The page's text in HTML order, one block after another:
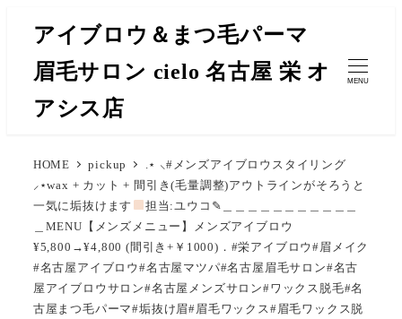
アイブロウ＆まつ毛パーマ
眉毛サロン cielo 名古屋 栄 オ
アシス店
MENU
HOME pickup
.⋆ ⸜#メンズアイブロウスタイリング
⸝⋆wax + カット + 間引き(毛量調整)アウトラインがそろうと
一気に垢抜けます
担当:ユウコ✎︎＿＿＿＿＿＿＿＿＿＿＿
＿MENU【メンズメニュー】メンズアイブロウ
¥5,800→¥4,800 (間引き+￥1000)．#栄アイブロウ#眉メイク
#名古屋アイブロウ#名古屋マツパ#名古屋眉毛サロン#名古
屋アイブロウサロン#名古屋メンズサロン#ワックス脱毛#名
古屋まつ毛パーマ#垢抜け眉#眉毛ワックス#眉毛ワックス脱